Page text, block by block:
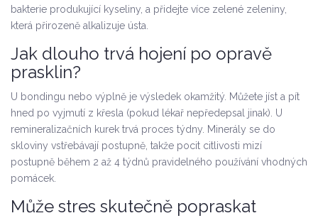
bakterie produkující kyseliny, a přidejte více zelené zeleniny,
která přirozeně alkalizuje ústa.
Jak dlouho trvá hojení po opravě
prasklin?
U bondingu nebo výplně je výsledek okamžitý. Můžete jíst a pít
hned po vyjmutí z křesla (pokud lékař nepředepsal jinak). U
remineralizačních kurek trvá proces týdny. Minerály se do
skloviny vstřebávají postupně, takže pocit citlivosti mizí
postupně během 2 až 4 týdnů pravidelného používání vhodných
pomácek.
Může stres skutečně popraskat